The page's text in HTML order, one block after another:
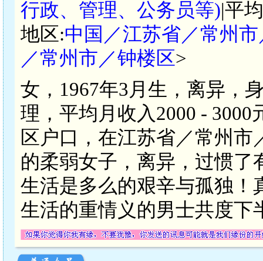
行政、管理、公务员等)|平
地区:中国／江苏省／常州
／常州市／钟楼区>
女，1967年3月生，离异，
理，平均月收入2000 -
区户口，在江苏省／常州
的柔弱女子，离异，过惯
生活是多么的艰辛与孤独！
生活的重情义的男士共度下